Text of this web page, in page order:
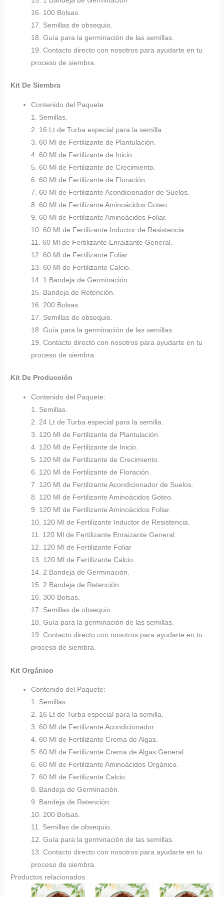
16. 100 Bolsas.
17. Semillas de obsequio.
18. Guía para la germinación de las semillas.
19. Contacto directo con nosotros para ayudarte en tu
proceso de siembra.
Kit De Siembra
Contenido del Paquete:
1. Semillas.
2. 16 Lt de Turba especial para la semilla.
3. 60 Ml de Fertilizante de Plantulación.
4. 60 Ml de Fertilizante de Inicio.
5. 60 Ml de Fertilizante de Crecimiento.
6. 60 Ml de Fertilizante de Floración.
7. 60 Ml de Fertilizante Acondicionador de Suelos.
8. 60 Ml de Fertilizante Aminoácidos Goteo.
9. 60 Ml de Fertilizante Aminoácidos Foliar.
10. 60 Ml de Fertilizante Inductor de Resistencia.
11. 60 Ml de Fertilizante Enraizante General.
12. 60 Ml de Fertilizante Foliar
13. 60 Ml de Fertilizante Calcio.
14. 1 Bandeja de Germinación.
15. Bandeja de Retención.
16. 200 Bolsas.
17. Semillas de obsequio.
18. Guía para la germinación de las semillas.
19. Contacto directo con nosotros para ayudarte en tu
proceso de siembra.
Kit De Producción
Contenido del Paquete:
1. Semillas.
2. 24 Lt de Turba especial para la semilla.
3. 120 Ml de Fertilizante de Plantulación.
4. 120 Ml de Fertilizante de Inicio.
5. 120 Ml de Fertilizante de Crecimiento.
6. 120 Ml de Fertilizante de Floración.
7. 120 Ml de Fertilizante Acondicionador de Suelos.
8. 120 Ml de Fertilizante Aminoácidos Goteo.
9. 120 Ml de Fertilizante Aminoácidos Foliar.
10. 120 Ml de Fertilizante Inductor de Resistencia.
11. 120 Ml de Fertilizante Enraizante General.
12. 120 Ml de Fertilizante Foliar
13. 120 Ml de Fertilizante Calcio.
14. 2 Bandeja de Germinación.
15. 2 Bandeja de Retención.
16. 300 Bolsas.
17. Semillas de obsequio.
18. Guía para la germinación de las semillas.
19. Contacto directo con nosotros para ayudarte en tu
proceso de siembra.
Kit Orgánico
Contenido del Paquete:
1. Semillas.
2. 16 Lt de Turba especial para la semilla.
3. 60 Ml de Fertilizante Acondicionador.
4. 60 Ml de Fertilizante Crema de Algas.
5. 60 Ml de Fertilizante Crema de Algas General.
6. 60 Ml de Fertilizante Aminoácidos Orgánico.
7. 60 Ml de Fertilizante Calcio.
8. Bandeja de Germinación.
9. Bandeja de Retención.
10. 200 Bolsas.
11. Semillas de obsequio.
12. Guía para la germinación de las semillas.
13. Contacto directo con nosotros para ayudarte en tu
proceso de siembra.
Productos relacionados